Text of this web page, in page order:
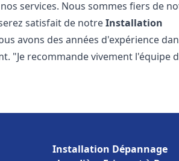
services. Nous sommes fiers de
satisfait de notreInstallation
avons des années d'expérience
"Je recommande vivement l'équipe
Installation Dépannage